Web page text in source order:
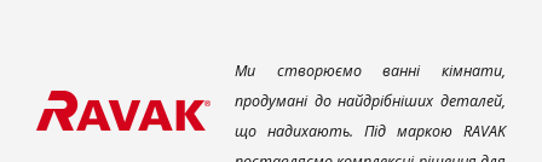
Ми створюємо ванні кімнати,
продумані до найдрібніших деталей,
що надихають. Під маркою RAVAK